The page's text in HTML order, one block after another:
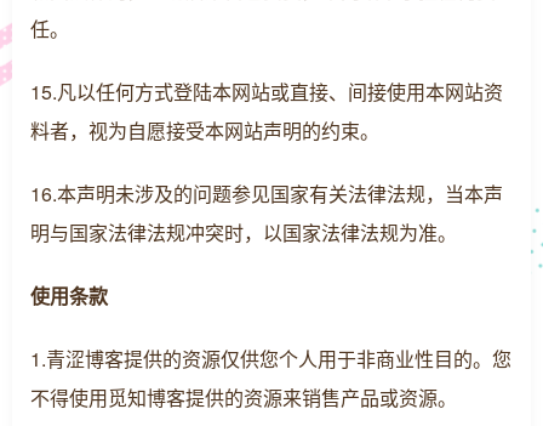
任。
15.凡以任何方式登陆本网站或直接、间接使用本网站资
料者，视为自愿接受本网站声明的约束。
16.本声明未涉及的问题参见国家有关法律法规，当本声
明与国家法律法规冲突时，以国家法律法规为准。
使用条款
1.青涩博客提供的资源仅供您个人用于非商业性目的。您
不得使用觅知博客提供的资源来销售产品或资源。